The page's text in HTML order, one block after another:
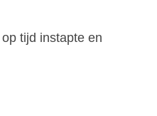
tijd instapte en